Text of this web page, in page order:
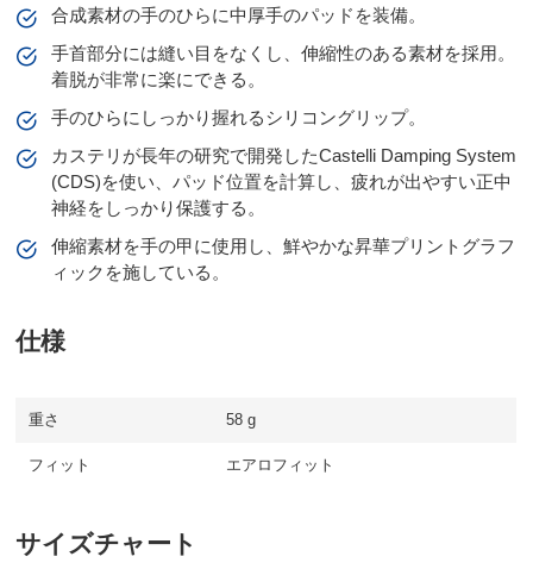
合成素材の手のひらに中厚手のパッドを装備。
手首部分には縫い目をなくし、伸縮性のある素材を採用。
着脱が非常に楽にできる。
手のひらにしっかり握れるシリコングリップ。
カステリが長年の研究で開発したCastelli Damping System
(CDS)を使い、パッド位置を計算し、疲れが出やすい正中
神経をしっかり保護する。
伸縮素材を手の甲に使用し、鮮やかな昇華プリントグラフ
ィックを施している。
仕様
重さ 58 g
フィット エアロフィット
サイズチャート